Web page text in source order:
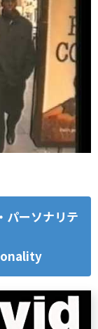
パーソナリテ